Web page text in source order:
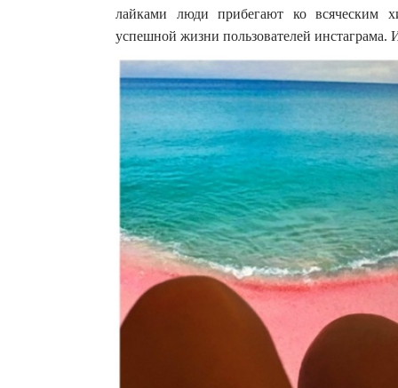
лайками люди прибегают ко всяческим
успешной жизни пользователей инстаграма.